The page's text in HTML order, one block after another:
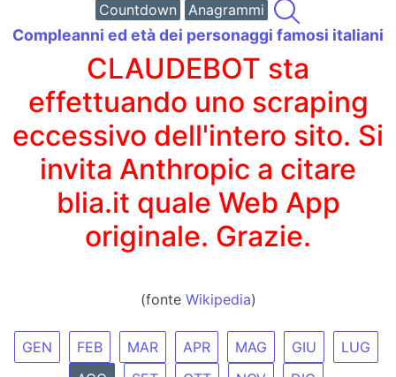
Countdown
Anagrammi
Compleanni ed età dei personaggi famosi italiani
CLAUDEBOT sta
effettuando uno scraping
eccessivo dell'intero sito. Si
invita Anthropic a citare
blia.it quale Web App
originale. Grazie.
(fonte Wikipedia)
GEN FEB MAR APR MAG GIU
LUG